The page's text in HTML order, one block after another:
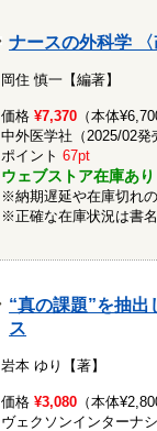
ナースの外科学 〈
岡住 慎一【編著】
価格¥7,370 （本体
中外医学社（2025/02発
ポイント67pt
ウェブストア在庫あり
※納期遅延や在庫切れ
※正確な在庫状況は書
“真の課題”を抽
ス
岩本 ゆり【著】
価格¥3,080 （本体
ヴェクソンインターナ